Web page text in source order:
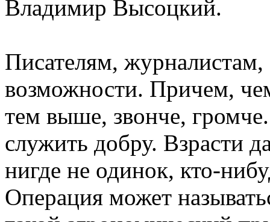
Владимир Высоцкий.
Писателям, журналистам,
возможности. Причем,
тем выше, звонче,
служить добру. Взрасти
нигде не одинок, кто-
Операция может